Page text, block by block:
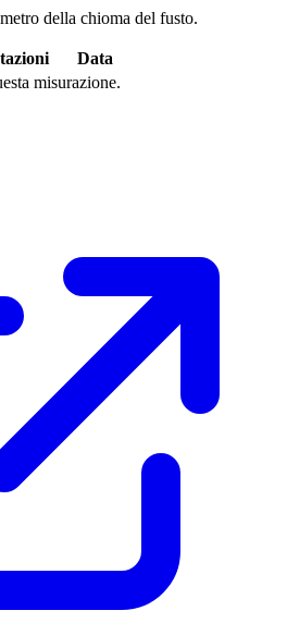
della chioma del fusto.
Data
misurazione.